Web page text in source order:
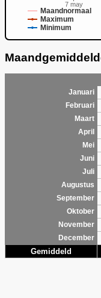
Maandnormaal
Maximum
Minimum
7 may
Januari
Februari
Maart
April
Mei
Juni
Juli
Augustus
September
Oktober
November
December
Gemiddeld